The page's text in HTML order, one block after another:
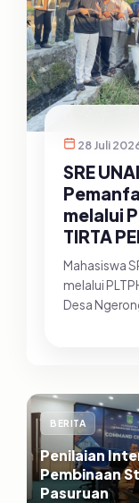
28 Juli
SRE
melalui
TIRTA
Mahasiswa
melalui
Desa
BERITA
Penilaian
Pembinaan
Pasuruan